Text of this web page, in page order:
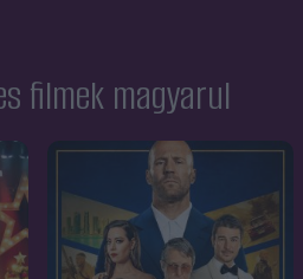
filmek magyarul